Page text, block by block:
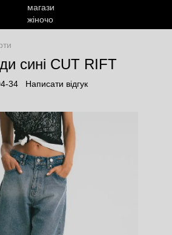
сині CUT RIFT
34 Написати відгук